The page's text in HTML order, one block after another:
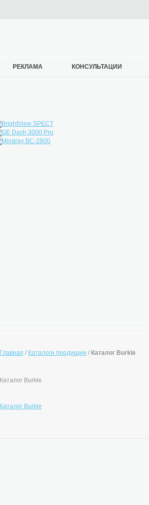
РЕКЛАМА КОНСУЛЬТАЦИИ
Главная / Каталоги продукции / Каталог Burkle
Каталог Burkle
Каталог Burkle